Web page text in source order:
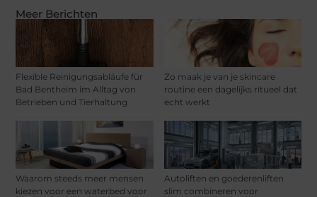
Meer Berichten
Flexible Reinigungsabläufe für
Bad Bentheim im Alltag von
Betrieben und Tierhaltung
Zo maak je van je skincare
routine een dagelijks ritueel dat
echt werkt
Waarom steeds meer mensen
kiezen voor een waterbed voor
Autoliften en goederenliften
slim combineren voor